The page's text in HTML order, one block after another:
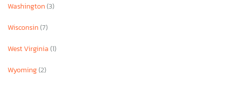
Washington(3)
Wisconsin(7)
West Virginia(1)
Wyoming(2)